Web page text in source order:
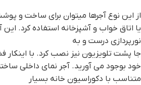
از این نوع آجرها میتوان برای ساخت و
یا اتاق خواب و آشپزخانه استفاده کرد. این
نورپردازی درست و به
جا پشت تلویزیون نیز نصب کرد. با اینکار
خود بوجود می آورید. آجر نمای داخلی
متناسب با دکوراسیون خانه بسیار